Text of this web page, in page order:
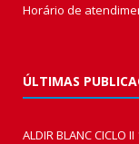
Horário de
ÚLTIMAS
ALDIR BLANC CICLO II